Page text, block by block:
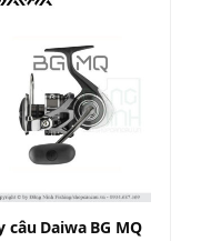
câu Daiwa BG MQ